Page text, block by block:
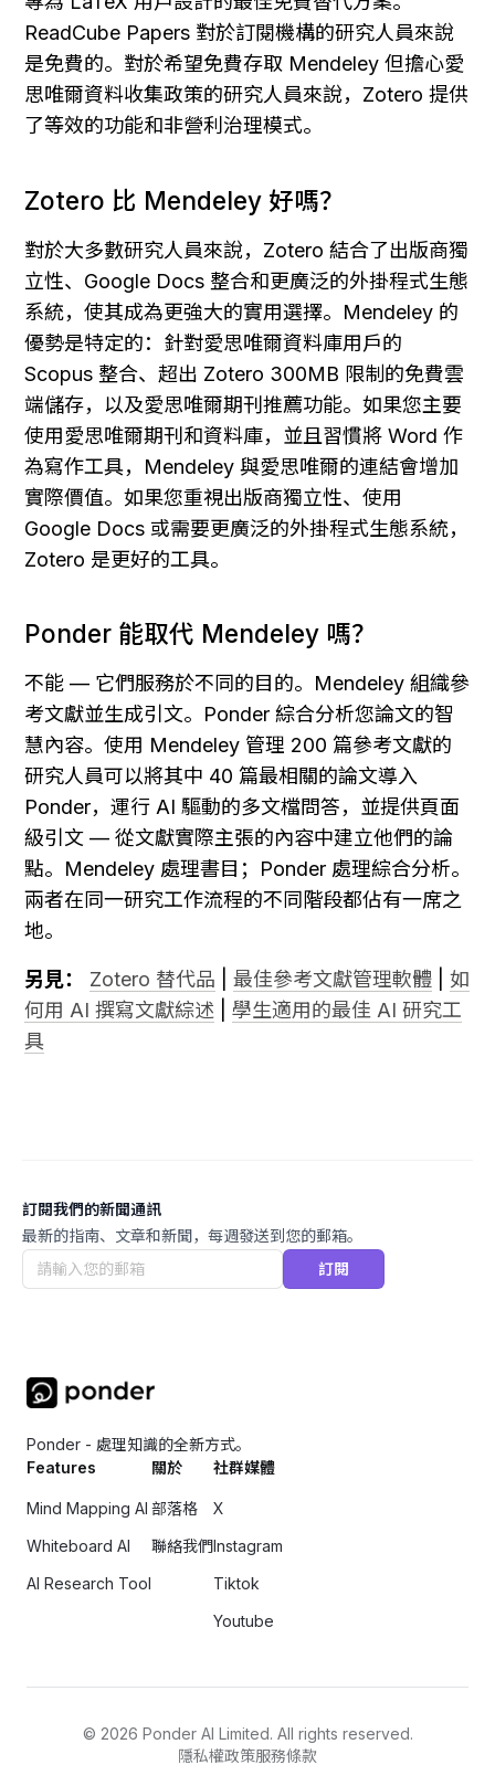
ReadCube Papers 對於訂閱機構的研究人員來說
是免費的。對於希望免費存取 Mendeley 但擔心愛
思唯爾資料收集政策的研究人員來說，Zotero 提供
了等效的功能和非營利治理模式。
Zotero 比 Mendeley 好嗎？
對於大多數研究人員來說，Zotero 結合了出版商獨
立性、Google Docs 整合和更廣泛的外掛程式生態
系統，使其成為更強大的實用選擇。Mendeley 的
優勢是特定的：針對愛思唯爾資料庫用戶的
Scopus 整合、超出 Zotero 300MB 限制的免費雲
端儲存，以及愛思唯爾期刊推薦功能。如果您主要
使用愛思唯爾期刊和資料庫，並且習慣將 Word 作
為寫作工具，Mendeley 與愛思唯爾的連結會增加
實際價值。如果您重視出版商獨立性、使用
Google Docs 或需要更廣泛的外掛程式生態系統，
Zotero 是更好的工具。
Ponder 能取代 Mendeley 嗎？
不能 — 它們服務於不同的目的。Mendeley 組織參
考文獻並生成引文。Ponder 綜合分析您論文的智
慧內容。使用 Mendeley 管理 200 篇參考文獻的
研究人員可以將其中 40 篇最相關的論文導入
Ponder，運行 AI 驅動的多文檔問答，並提供頁面
級引文 — 從文獻實際主張的內容中建立他們的論
點。Mendeley 處理書目；Ponder 處理綜合分析。
兩者在同一研究工作流程的不同階段都佔有一席之
地。
另見： Zotero 替代品 最佳參考文獻管理軟體
如
何用 AI 撰寫文獻綜述
學生適用的最佳 AI 研究工
具
訂閱我們的新聞通訊
最新的指南、文章和新聞，每週發送到您的郵箱。
訂閱
Ponder - 處理知識的全新方式。
Features
Mind Mapping AI
Whiteboard AI
AI Research Tool
關於
部落格
聯絡我們
社群媒體
X
Instagram
Tiktok
Youtube
© 2026 Ponder AI Limited. All rights reserved.
隱私權政策服務條款